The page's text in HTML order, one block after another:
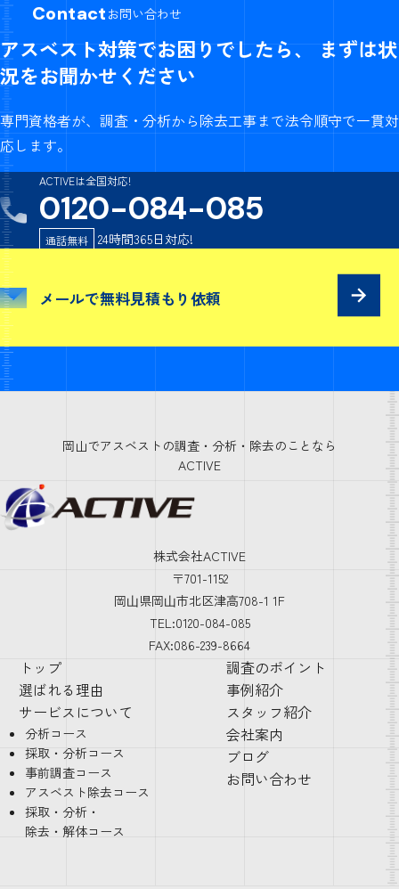
Contact お問い合わせ
アスベスト対策でお困りでしたら、まずは状
況をお聞かせください
専門資格者が、調査・分析から除去工事まで法令順守で一貫対
応します。
ACTIVEは全国対応!
0120-084-085
通話無料 24時間365日対応!
メールで無料見積もり依頼
岡山でアスベストの調査・分析・除去のことなら
ACTIVE
株式会社ACTIVE
〒701-1152
岡⼭県岡⼭市北区津高708-1 1F
TEL:0120-084-085
FAX:086-239-8664
トップ
選ばれる理由
サービスについて
分析コース
採取・分析コース
事前調査コース
アスベスト除去コース
採取・分析・
除去・解体コース
調査のポイント
事例紹介
スタッフ紹介
会社案内
ブログ
お問い合わせ